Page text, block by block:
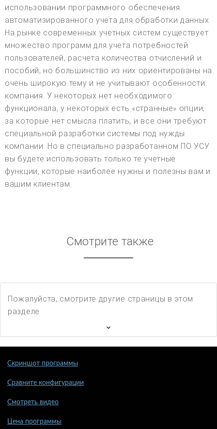
использовании программного обеспечения
автоматизированного учета для обработки данных.
На рынке современных учетных систем существует
множество программ для учета потребностей
пользователей, расчета количества отчислений и
пособий, но большинство из них ориентированы на
очень широкую тему и не учитывают особенности.
компания. У некоторых нет необходимого
функционала, у некоторых есть «странные» опции,
за которые нет смысла платить, и все они требуют
специальной разработки системы под нужды
компании. Но в специально разработанном ПО УСУ
вы будете использовать только те учетные
функции, которые наиболее нужны и полезны вам и
вашим клиентам.
Смотрите также
Пожалуйста, смотрите другие страницы в этом
разделе
Скриншот программы
Сравните конфигурации
Смотреть видео
Цена программы